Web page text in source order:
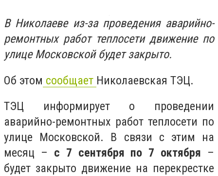
В Николаеве из-за проведения аварийно-
ремонтных работ теплосети движение по
улице Московской будет закрыто.
Об этом сообщает Николаевская ТЭЦ.
ТЭЦ информирует о проведении
аварийно-ремонтных работ теплосети по
улице Московской. В связи с этим на
месяц – с 7 сентября по 7 октября –
будет закрыто движение на перекрестке